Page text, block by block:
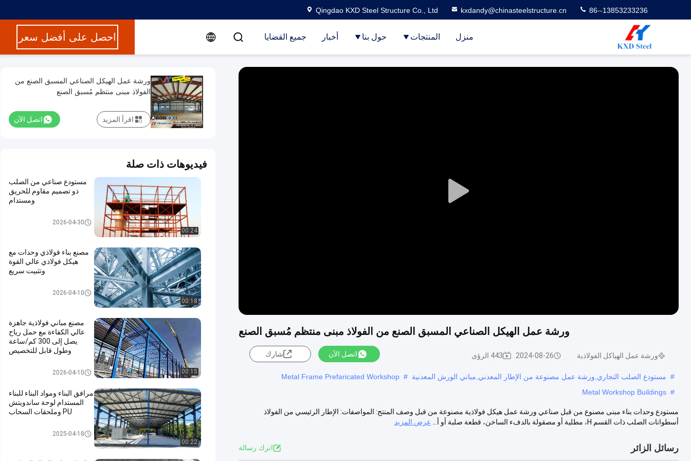
Qingdao KXD Steel Structure Co., Ltd kxdandy@chinasteelstructure.cn 86--13853233236
منزل المنتجات حول بنا أخبار جميع القضايا احصل على أفضل سعر
Play
ورشة عمل الهيكل الصناعي المسبق الصنع من الفولاذ مبنى منتظم مُسبق الصنع
ورشة عمل الهياكل الفولاذية 2024-08-26 443 الرؤى اتصل الآن شارك
# مستودع الصلب التجاري,ورشة عمل مصنوعة من الإطار المعدني,مباني الورش المعدنية #
Metal Frame Prefaricated Workshop
#
Metal Workshop Buildings
مستودع وحدات بناء مبنى مصنوع من قبل صناعي ورشة عمل هيكل فولاذية مصنوعة من قبل وصف المنتج: المواصفات: الإطار الرئيسي من الفولاذ
أسطوانات الصلب ذات القسم H، مطلية أو مصقولة بالدفء الساخن، قطعة صلبة أو أ...
عرض المزيد
رسائل الزائر اترك رسالة
ورشة عمل الهيكل الصناعي المسبق الصنع من
الفولاذ مبنى منتظم مُسبق الصنع
اتصل الآن اقرأ المزيد
فيديوهات ذات صلة
00:24
مستودع صناعي من الصلب
ذو تصميم مقاوم للحريق
ومستدام
مستودع الهيكل الصلبي2026-04-30
00:18
مصنع بناء فولاذي وحدات مع
هيكل فولاذي عالي القوة
وتثبيت سريع
ورشة عمل الهياكل الفولاذية
2026-04-10
00:15
مصنع مباني فولاذية جاهزة
عالي الكفاءة مع حمل رياح
يصل إلى 300 كم/ساعة
وطول قابل للتخصيص
مستودع الهيكل الصلبي2026-04-10
00:22
مرافق البناء ومواد البناء للبناء
المستدام لوحة ساندويتش
PU وملحقات السحاب
بناء الهياكل الفولاذية2025-04-18